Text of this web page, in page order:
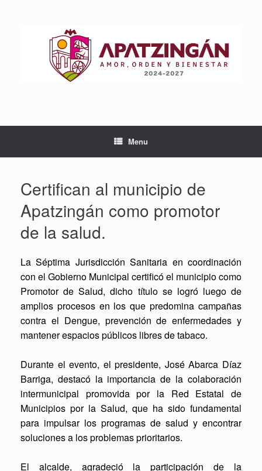
Menu
Certifican al municipio de
Apatzingán como promotor
de la salud.
La Séptima Jurisdicción Sanitaria en coordinación
con el Gobierno Municipal certificó el municipio como
Promotor de Salud, dicho título se logró luego de
amplios procesos en los que predomina campañas
contra el Dengue, prevención de enfermedades y
mantener espacios públicos libres de tabaco.
Durante el evento, el presidente, José Abarca Díaz
Barriga, destacó la importancia de la colaboración
intermunicipal promovida por la Red Estatal de
Municipios por la Salud, que ha sido fundamental
para impulsar los programas de salud y encontrar
soluciones a los problemas prioritarios.
El alcalde, agradeció la participación de la